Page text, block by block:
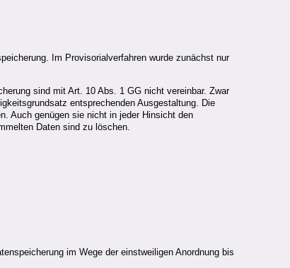
Im Provisorialverfahren wurde zunächst nur
sind mit Art. 10 Abs. 1 GG nicht vereinbar. Zwar
entsprechenden Ausgestaltung. Die
Auch genügen sie nicht in jeder Hinsicht den
Daten sind zu löschen.
im Wege der einstweiligen Anordnung bis